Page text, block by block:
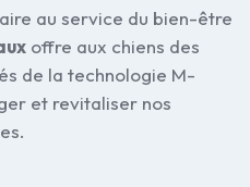
au service du bien-être
offre aux chiens des
de la technologie M-
et revitaliser nos